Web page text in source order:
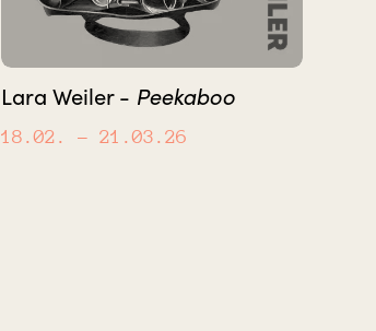
Lara Weiler - Peekaboo
18.02. – 21.03.26